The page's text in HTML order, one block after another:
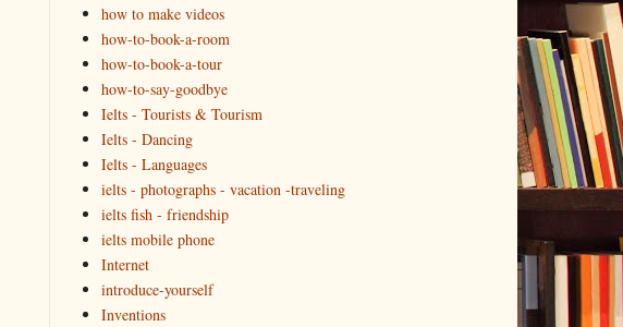
how to make videos
how-to-book-a-room
how-to-book-a-tour
how-to-say-goodbye
Ielts - Tourists & Tourism
Ielts - Dancing
Ielts - Languages
ielts - photographs - vacation -traveling
ielts fish - friendship
ielts mobile phone
Internet
introduce-yourself
Inventions